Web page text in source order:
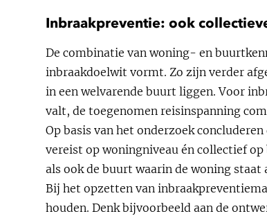
Inbraakpreventie: ook
De combinatie van woning- en
inbraakdoelwit vormt. Zo zijn verder
in een welvarende buurt liggen. Voor
valt, de toegenomen reisinspanning
Op basis van het onderzoek
vereist op woningniveau én collectief
als ook de buurt waarin de woning
Bij het opzetten van
houden. Denk bijvoorbeeld aan de